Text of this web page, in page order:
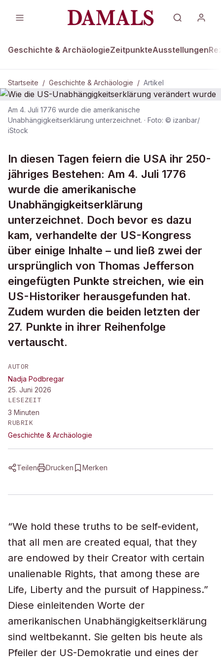
Geschichte & ArchäologieZeitpunkteAusstellungen
Startseite / Geschichte & Archäologie / Artikel
GESCHICHTE & ARCHÄOLOGIE
Wie die US-
wurde
Am 4. Juli 1776 wurde die amerikanische
Unabhängigkeitserklärung unterzeichnet. · Foto: © izanbar/
iStock
In diesen Tagen feiern die USA ihr 250-
jähriges Bestehen: Am 4. Juli 1776
wurde die amerikanische
Unabhängigkeitserklärung
unterzeichnet. Doch bevor es dazu
kam, verhandelte der US-Kongress
über einige Inhalte – und ließ zwei der
ursprünglich von Thomas Jefferson
eingefügten Punkte streichen, wie ein
US-Historiker herausgefunden hat.
Zudem wurden die beiden letzten der
27. Punkte in ihrer Reihenfolge
vertauscht.
AUTOR
Nadja Podbregar
25. Juni 2026
LESEZEIT
3 Minuten
RUBRIK
Geschichte & Archäologie
Teilen Drucken Merken
“We hold these truths to be self-evident,
that all men are created equal, that they
are endowed by their Creator with certain
unalienable Rights, that among these are
Life, Liberty and the pursuit of Happiness.”
Diese einleitenden Worte der
amerikanischen Unabhängigkeitserklärung
sind weltbekannt. Sie gelten bis heute als
Pfeiler der US-Demokratie und eines der